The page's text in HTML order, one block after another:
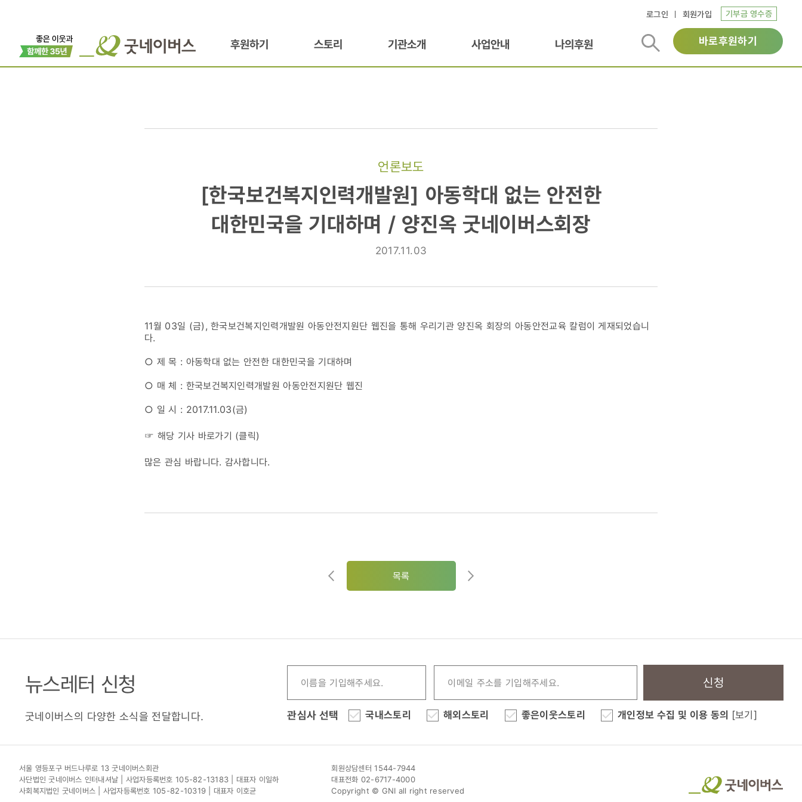
로그인 회원가입 기부금 영수증
후원하기 스토리 기관소개 사업안내 나의후원 바로후원하기
언론보도
[한국보건복지인력개발원]
아동학대
안전한
/
양진옥
굿네이버스회장
[한국보건복지인력개발원] 아동학대 없는 안전한
대한민국을 기대하며 / 양진옥 굿네이버스회장
2017.11.03
11월 03일 (금), 한국보건복지인력개발원 아동안전지원단 웹진을 통해 우리기관 양진옥 회장의 아동안전교육 칼럼이 게재되었습니
다.
○ 제 목 : 아동학대 없는 안전한 대한민국을 기대하며
○ 매 체 : 한국보건복지인력개발원 아동안전지원단 웹진
○ 일 시 : 2017.11.03(금)
☞ 해당 기사 바로가기 (클릭)
많은 관심 바랍니다. 감사합니다.
목록
뉴스레터 신청
굿네이버스의 다양한 소식을 전달합니다.
신청
관심사 선택 국내스토리 해외스토리 좋은이웃스토리 개인정보 수집 및 이용 동의 [보기]
서울 영등포구 버드나루로 13 굿네이버스회관
사단법인 굿네이버스 인터내셔날 | 사업자등록번호 105-82-13183 | 대표자 이일하
사회복지법인 굿네이버스 | 사업자등록번호 105-82-10319 | 대표자 이호균
회원상담센터 1544-7944
대표전화 02-6717-4000
Copyright © GNI all right reserved